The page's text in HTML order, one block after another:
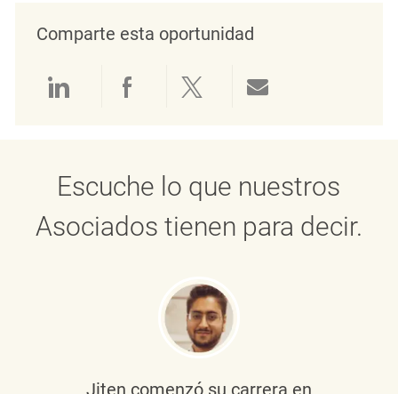
Comparte esta oportunidad
Compartir a través de LinkedIn
Compartir a través de
Compartir a través
Escuche lo que nuestros
Asociados tienen para decir.
Jiten comenzó su carrera en